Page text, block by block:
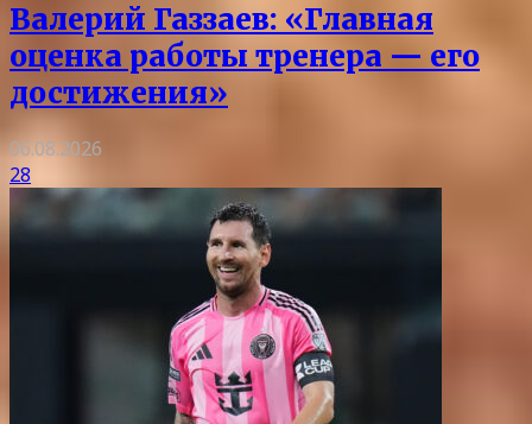
Валерий Газзаев: «Главная
оценка работы тренера — его
достижения»
06.08.2026
28